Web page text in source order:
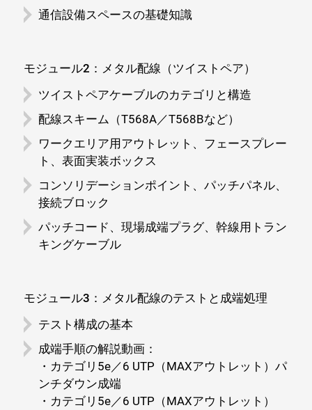
通信設備スペースの基礎知識
モジュール2：メタル配線（ツイストペア）
ツイストペアケーブルのカテゴリと構造
配線スキーム（T568A／T568Bなど）
ワークエリア用アウトレット、フェースプレー
ト、表面実装ボックス
コンソリデーションポイント、パッチパネル、
接続ブロック
パッチコード、現場成端プラグ、幹線用トラン
キングケーブル
モジュール3：メタル配線のテストと成端処理
テスト構成の基本
成端手順の解説動画：
・カテゴリ5e／6 UTP（MAXアウトレット）パ
ンチダウン成端
・カテゴリ5e／6 UTP（MAXアウトレット）